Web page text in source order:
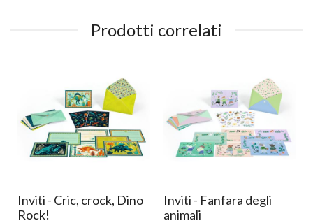
Prodotti correlati
Inviti - Cric, crock, Dino
Rock!
Inviti - Fanfara degli
animali